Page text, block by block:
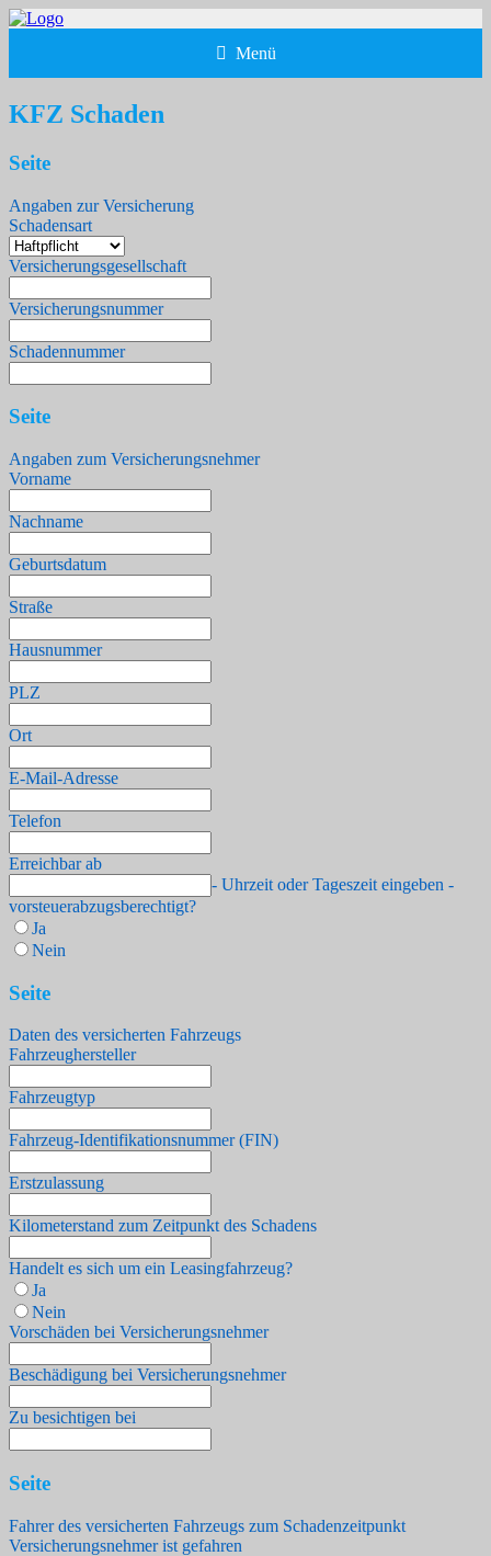
Menü
KFZ Schaden
Seite
Angaben zur Versicherung
Schadensart
Versicherungsgesellschaft
Versicherungsnummer
Schadennummer
Seite
Angaben zum Versicherungsnehmer
Vorname
Nachname
Geburtsdatum
Straße
Hausnummer
PLZ
Ort
E-Mail-Adresse
Telefon
Erreichbar ab
- Uhrzeit oder Tageszeit eingeben -
vorsteuerabzugsberechtigt?
Ja
Nein
Seite
Daten des versicherten Fahrzeugs
Fahrzeughersteller
Fahrzeugtyp
Fahrzeug-Identifikationsnummer (FIN)
Erstzulassung
Kilometerstand zum Zeitpunkt des Schadens
Handelt es sich um ein Leasingfahrzeug?
Ja
Nein
Vorschäden bei Versicherungsnehmer
Beschädigung bei Versicherungsnehmer
Zu besichtigen bei
Seite
Fahrer des versicherten Fahrzeugs zum Schadenzeitpunkt
Versicherungsnehmer ist gefahren